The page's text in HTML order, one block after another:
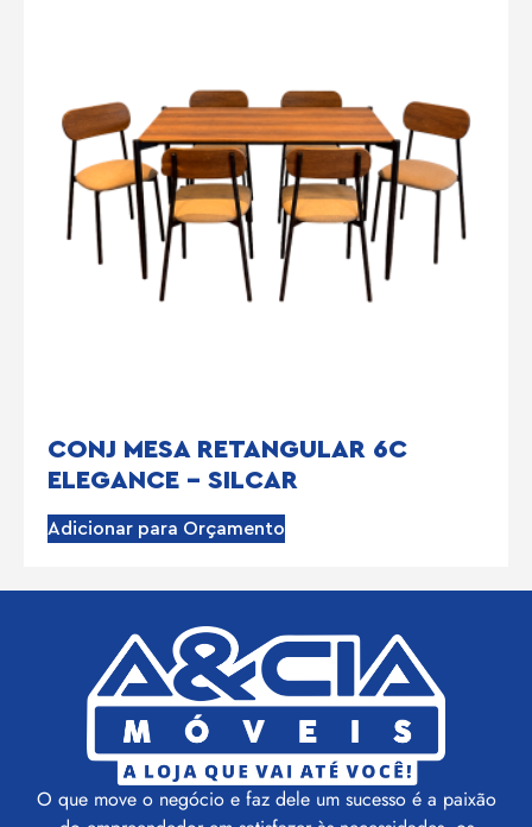
CONJ MESA RETANGULAR 6C
ELEGANCE – SILCAR
Adicionar para Orçamento
O que move o negócio e faz dele um sucesso é a paixão